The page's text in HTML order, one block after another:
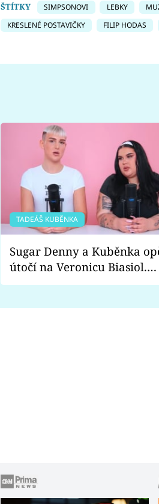
ŠTÍTKY SIMPSONOVI LEBKY
KRESLENÉ POSTAVIČKY
FILIP HODAS
TADEÁŠ KUBĚNKA
Sugar Denny a Kuběnka
útočí na Veronicu Biasiol.
Proč je podle nich falešná a